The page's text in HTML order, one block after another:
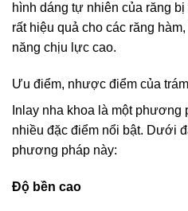
hình dáng tự nhiên của răng
rất hiệu quả cho các răng
năng chịu lực cao.
Ưu điểm, nhược điểm của
Inlay nha khoa là một
nhiều đặc điểm nổi bật. Dưới
phương pháp này:
Độ bền cao